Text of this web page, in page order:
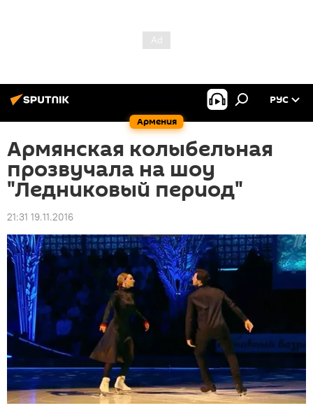
Армения
РУС
Армянская колыбельная
прозвучала на шоу
"Ледниковый период"
21:31 19.11.2016